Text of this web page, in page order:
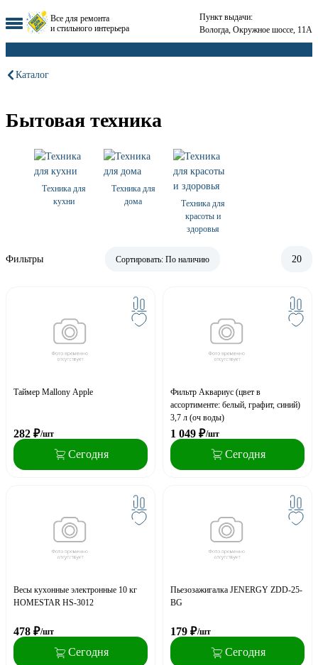
Все для ремонта
и стильного интерьера
Пункт выдачи:
Вологда, Окружное шоссе, 11А
Каталог
Бытовая техника
Техника для
кухни
Техника для
дома
Техника для
красоты и
здоровья
Фильтры Сортировать: По наличию 20
Таймер Mallony Apple
282 ₽/шт
Сегодня
Фильтр Аквариус (цвет в
ассортименте: белый, графит, синий)
3,7 л (оч воды)
1 049 ₽/шт
Сегодня
Весы кухонные электронные 10 кг
HOMESTAR HS-3012
478 ₽/шт
Сегодня
Пьезозажигалка JENERGY ZDD-25-
BG
179 ₽/шт
Сегодня